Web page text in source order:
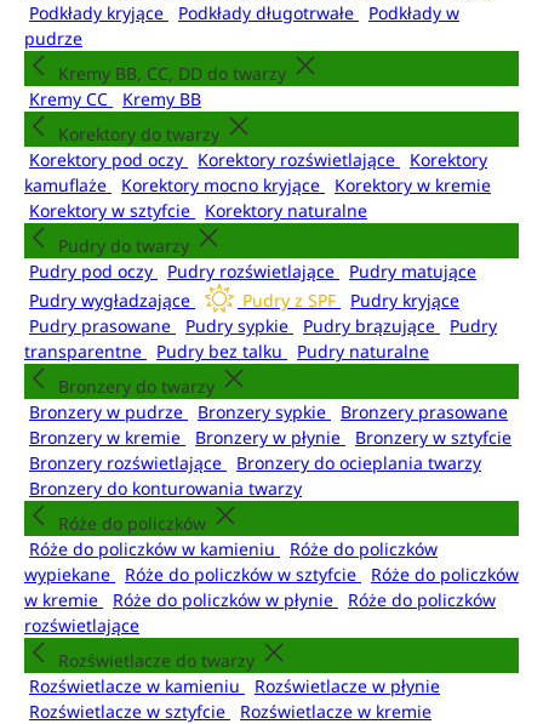
Podkłady kryjące
Podkłady długotrwałe
Podkłady w
pudrze
Kremy BB, CC, DD do twarzy
Kremy CC
Kremy BB
Korektory do twarzy
Korektory pod oczy
Korektory rozświetlające
Korektory
kamuflaże
Korektory mocno kryjące
Korektory w kremie
Korektory w sztyfcie
Korektory naturalne
Pudry do twarzy
Pudry pod oczy
Pudry rozświetlające
Pudry matujące
Pudry wygładzające
Pudry z SPF
Pudry kryjące
Pudry prasowane
Pudry sypkie Pudry brązujące
Pudry
transparentne
Pudry bez talku
Pudry naturalne
Bronzery do twarzy
Bronzery w pudrze
Bronzery sypkie
Bronzery prasowane
Bronzery w kremie
Bronzery w płynie
Bronzery w sztyfcie
Bronzery rozświetlające
Bronzery do ocieplania twarzy
Bronzery do konturowania twarzy
Róże do policzków
Róże do policzków w kamieniu
Róże do policzków
wypiekane
Róże do policzków w sztyfcie
Róże do policzków
w kremie
Róże do policzków w płynie
Róże do policzków
rozświetlające
Rozświetlacze do twarzy
Rozświetlacze w kamieniu
Rozświetlacze w płynie
Rozświetlacze w sztyfcie
Rozświetlacze w kremie